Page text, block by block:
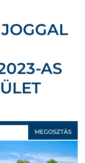
AS
MEGOSZTÁS